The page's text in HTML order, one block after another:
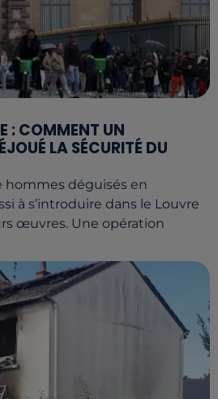
: COMMENT UN
LA SÉCURITÉ DU
hommes déguisés en
à s’introduire dans le Louvre
œuvres. Une opération